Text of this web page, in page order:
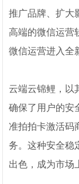
推广品牌、扩大
高端的微信运营
微信运营进入全
云端云锦鲤，以
确保了用户的安
准拍拍卡激活码
务。这种安全稳
出色，成为市场